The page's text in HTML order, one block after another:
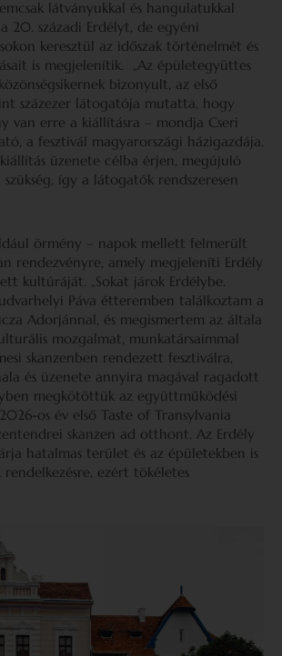
látványukkal és hangulatukkal
20. századi Erdélyt, de egyéni
keresztül az időszak történelmét és
is megjelenítik. „Az épületegyüttes
bizonyult, az első
százezer látogatója mutatta, hogy
van erre a kiállításra – mondja Cseri
a fesztivál magyarországi házigazdája.
kiállítás üzenete célba érjen, megújuló
így a látogatók rendszeresen
örmény – napok mellett felmerült
rendezvényre, amely megjeleníti Erdély
kultúráját. „Sokat járok Erdélybe.
Páva étteremben találkoztam a
Adorjánnal, és megismertem az általa
mozgalmat, munkatársaimmal
skanzenben rendezett fesztiválra,
és üzenete annyira magával ragadott
megkötöttük az együttműködési
os év első Taste of Transylvania
skanzen ad otthont. Az Erdély
hatalmas terület és az épületekben is
ezért tökéletes